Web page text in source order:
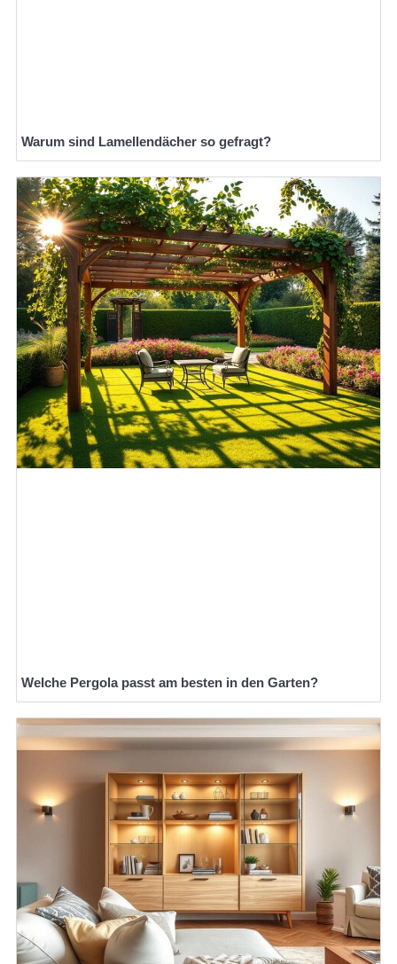
Warum sind Lamellendächer so gefragt?
Welche Pergola passt am besten in den Garten?